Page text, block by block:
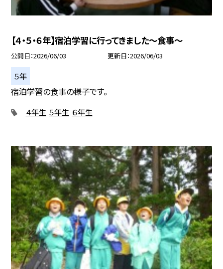
【４・５・６年】宿泊学習に行ってきました～食事～
公開日 2026/06/03 更新日 2026/06/03
５年
宿泊学習の食事の様子です。
４年生 ５年生 ６年生